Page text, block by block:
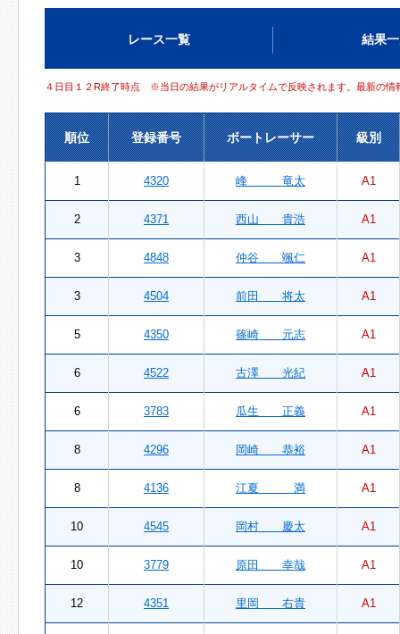
レース一覧 結果
４日目１２R終了時点 ※当日の結果がリアルタイムで反映されます。最新の情
順位 登録番号 ボートレーサー 級別
1 4320 峰 竜太 A1
2 4371 西山 貴浩 A1
3 4848 仲谷 颯仁 A1
3 4504 前田 将太 A1
5 4350 篠崎 元志 A1
6 4522 古澤 光紀 A1
6 3783 瓜生 正義 A1
8 4296 岡崎 恭裕 A1
8 4136 江夏 満 A1
10 4545 岡村 慶太 A1
10 3779 原田 幸哉 A1
12 4351 里岡 右貴 A1